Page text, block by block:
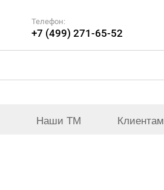
Телефон:
+7 (499) 271-65-52
Наши ТМ Клиентам